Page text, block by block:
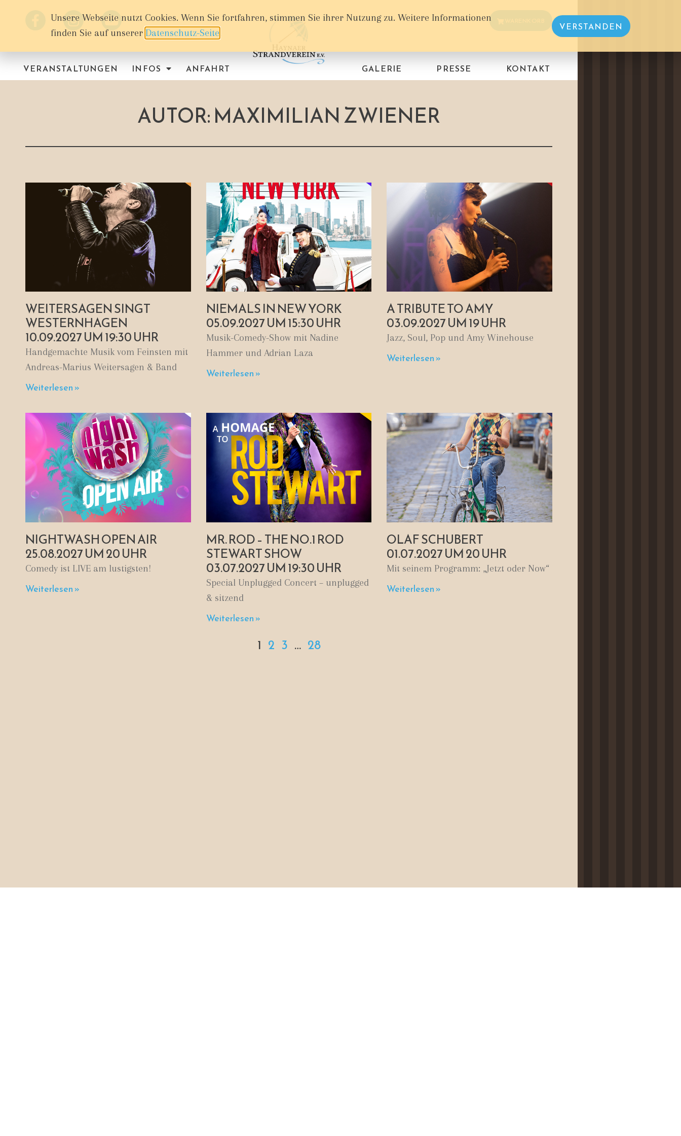
VERANSTALTUNGEN INFOS ANFAHRT GALERIE PRESSE KONTAKT
AUTOR:MAXIMILIAN ZWIENER
WEITERSAGEN SINGT
WESTERNHAGEN
10.09.2027 UM 19:30 UHR
Handgemachte Musik vom Feinsten mit
Andreas-Marius Weitersagen & Band
Weiterlesen »
NIEMALS IN NEW YORK
05.09.2027 UM 15:30 UHR
Musik-Comedy-Show mit Nadine
Hammer und Adrian Laza
Weiterlesen »
A TRIBUTE TO AMY
03.09.2027 UM 19 UHR
Jazz, Soul, Pop und Amy Winehouse
Weiterlesen »
NIGHTWASH OPEN AIR
25.08.2027 UM 20 UHR
Comedy ist LIVE am lustigsten!
Weiterlesen »
MR. ROD – THE NO.1 ROD
STEWART SHOW
03.07.2027 UM 19:30 UHR
Special Unplugged Concert – unplugged
& sitzend
Weiterlesen »
OLAF SCHUBERT
01.07.2027 UM 20 UHR
Mit seinem Programm: „Jetzt oder Now“
Weiterlesen »
1 2 3 … 28
Unsere Webseite nutzt Cookies. Wenn Sie fortfahren, stimmen Sie ihrer Nutzung zu. Weitere Informationen
finden Sie auf unserer Datenschutz-Seite
VERSTANDEN